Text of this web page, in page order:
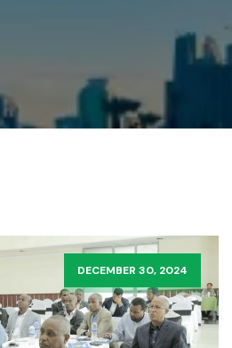
DECEMBER 30, 2024